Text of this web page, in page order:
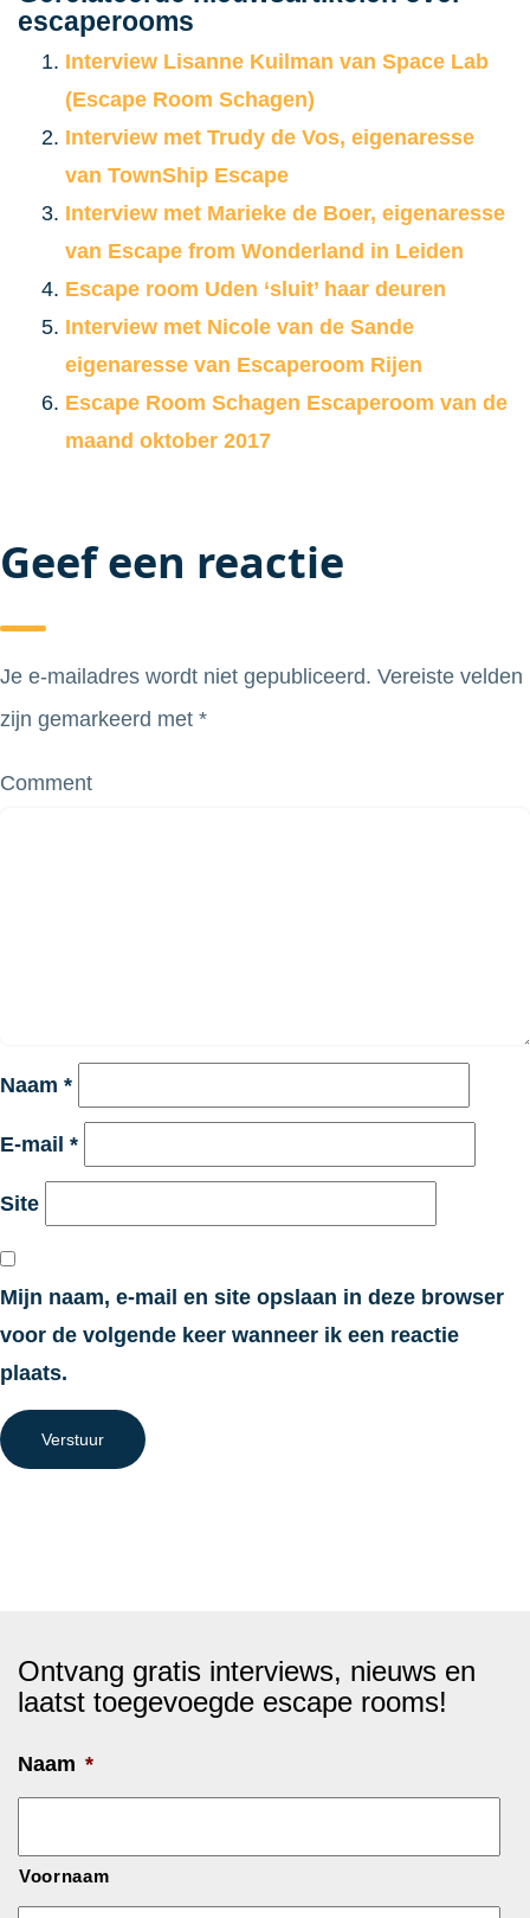
escaperooms
Interview Lisanne Kuilman van Space Lab
(Escape Room Schagen)
Interview met Trudy de Vos, eigenaresse
van TownShip Escape
Interview met Marieke de Boer, eigenaresse
van Escape from Wonderland in Leiden
Escape room Uden ‘sluit’ haar deuren
Interview met Nicole van de Sande
eigenaresse van Escaperoom Rijen
Escape Room Schagen Escaperoom van de
maand oktober 2017
Geef een reactie
Je e-mailadres wordt niet gepubliceerd. Vereiste velden
zijn gemarkeerd met *
Comment
Naam *
E-mail *
Site
Mijn naam, e-mail en site opslaan in deze browser
voor de volgende keer wanneer ik een reactie
plaats.
Verstuur
Ontvang gratis interviews, nieuws en
laatst toegevoegde escape rooms!
Naam *
Voornaam